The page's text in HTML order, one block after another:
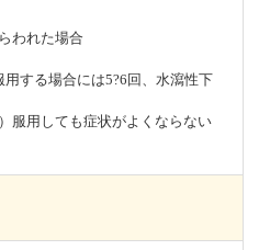
われた場合
用する場合には5?6回、水瀉性下
用しても症状がよくならない